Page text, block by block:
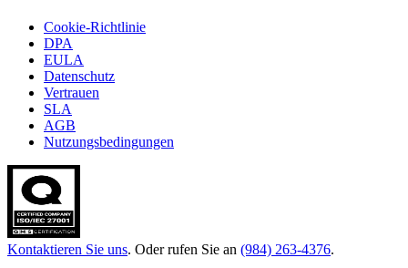
Cookie-Richtlinie
DPA
EULA
Datenschutz
Vertrauen
SLA
AGB
Nutzungsbedingungen
Kontaktieren Sie uns. Oder rufen Sie an (984) 263-4376.